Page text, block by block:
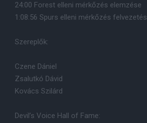
24:00 Forest elleni mérkőzés elemzése
1:08:56 Spurs elleni mérkőzés felvezetés
Szereplők:
Czene Dániel
Zsalutkó Dávid
Kovács Szilárd
Devil’s Voice Hall of Fame: